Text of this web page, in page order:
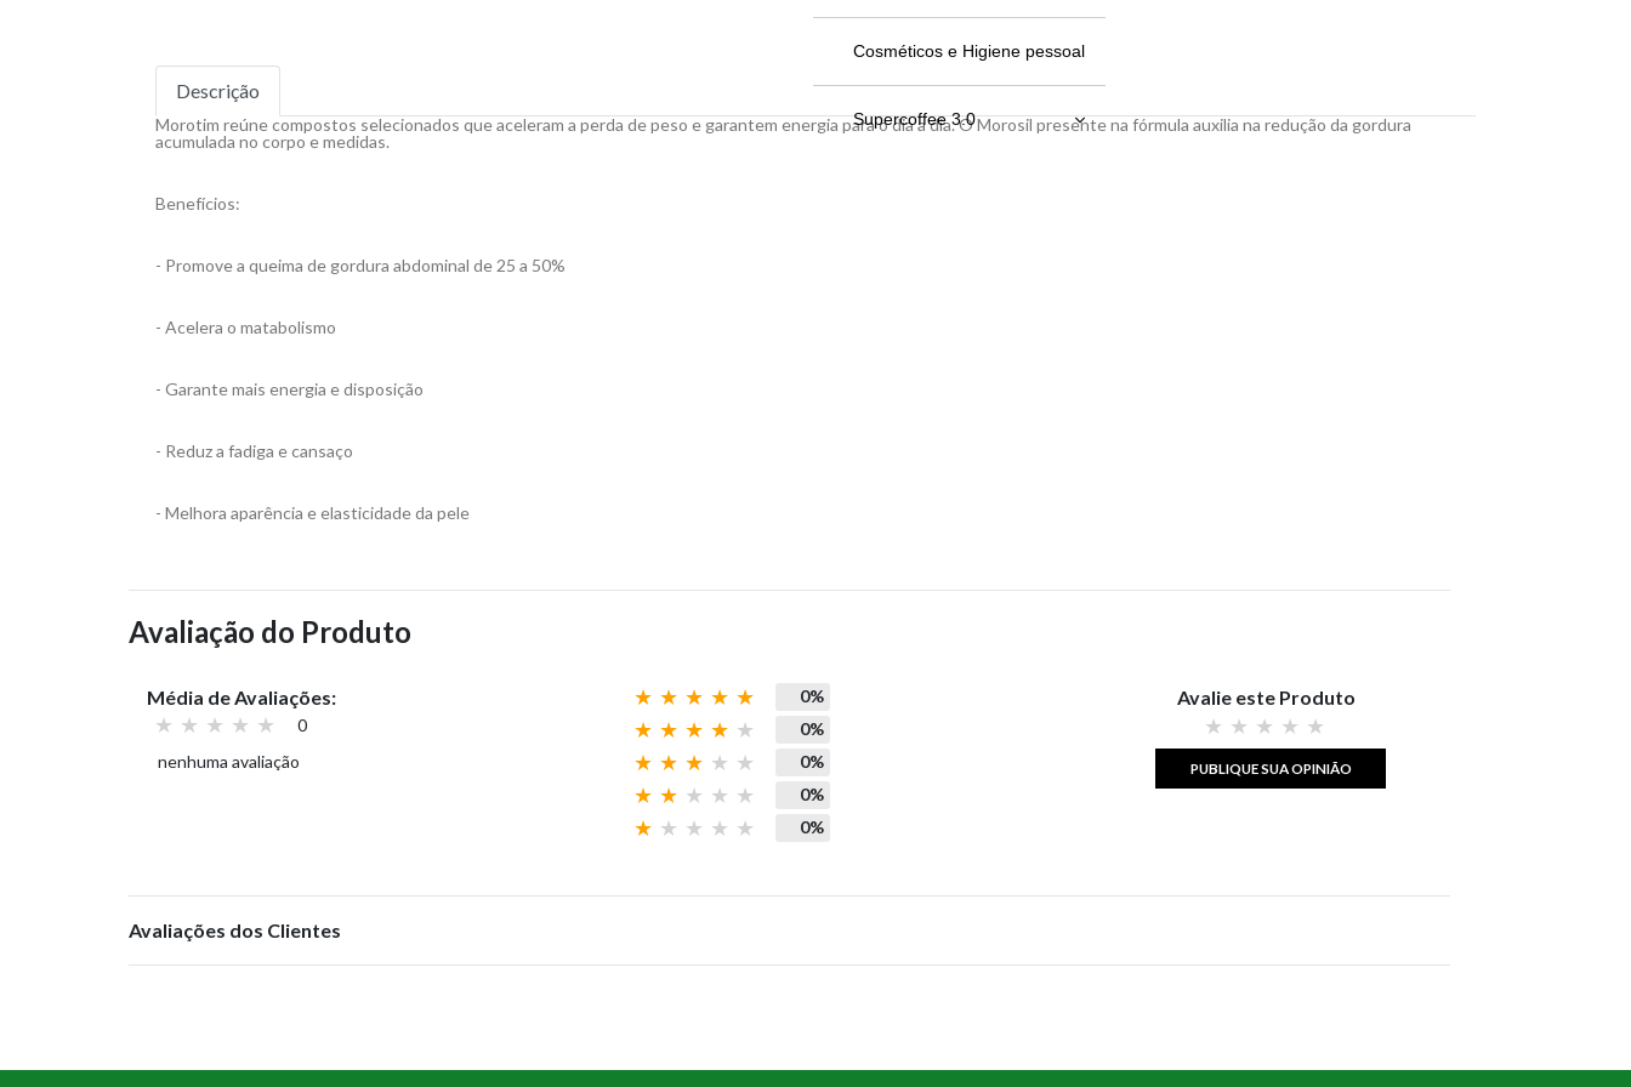
Bebidas em Geral
Chocolates
Cosméticos e Higiene pessoal
Supercoffee 3.0
Descrição
Morotim reúne compostos selecionados que aceleram a perda de peso e garantem energia para o dia a dia. O Morosil presente na fórmula auxilia na redução da gordura
acumulada no corpo e medidas.
Benefícios:
- Promove a queima de gordura abdominal de 25 a 50%
- Acelera o matabolismo
- Garante mais energia e disposição
- Reduz a fadiga e cansaço
- Melhora aparência e elasticidade da pele
Avaliação do Produto
Média de Avaliações:
0
nenhuma avaliação
0%
0%
0%
0%
0%
Avalie este Produto
PUBLIQUE SUA OPINIÃO
Avaliações dos Clientes